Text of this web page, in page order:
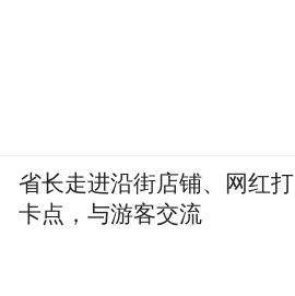
省长走进沿街店铺、网红打
卡点，与游客交流